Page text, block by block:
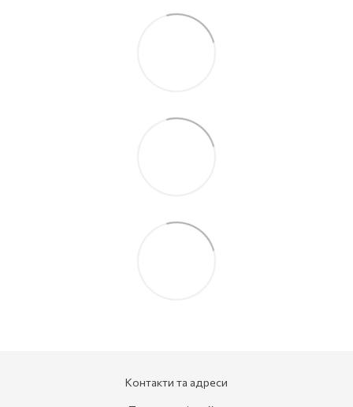
Контакти та адреси